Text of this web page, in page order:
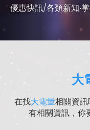
優惠快訊/各類新知‧
大
在找大電量相關資
有相關資訊，你